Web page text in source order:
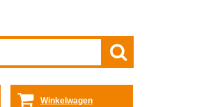
Winkelwagen